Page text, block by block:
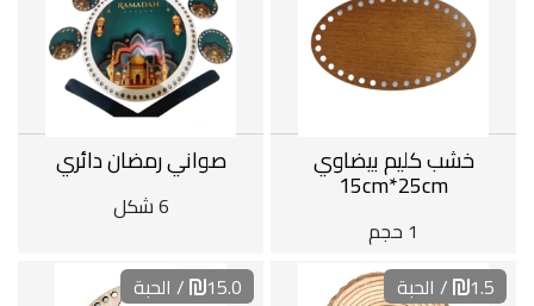
خشب كليم بيضاوي
15cm*25cm
1 حجم
صواني رمضان دائري
6 شكل
1.5 / الحبة 15.0 / الحبة